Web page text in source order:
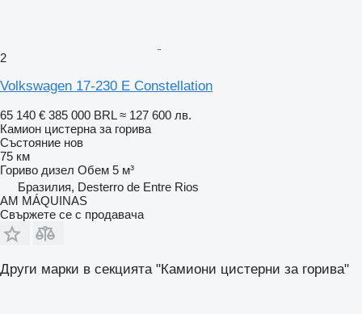
2
Volkswagen 17-230 E Constellation
65 140 € 385 000 BRL ≈ 127 600 лв.
Камион цистерна за горива
Състояние нов
75 км
Гориво дизел Обем 5 м³
Бразилия, Desterro de Entre Rios
AM MÁQUINAS
Свържете се с продавача
Други марки в секцията "Камиони цистерни за горива"